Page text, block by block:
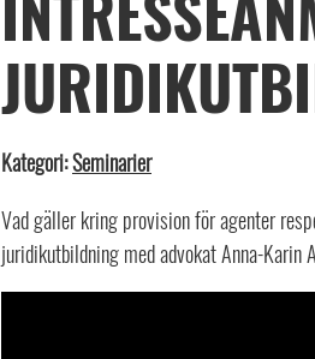
Kategori:Seminarier
Vad gäller kring provision för agenter
juridikutbildning med advokat Anna-